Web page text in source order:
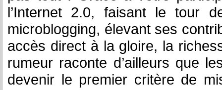
l’Internet 2.0, faisant le tour
microblogging, élevant ses
accès direct à la gloire, la
rumeur raconte d’ailleurs que
devenir le premier critère de